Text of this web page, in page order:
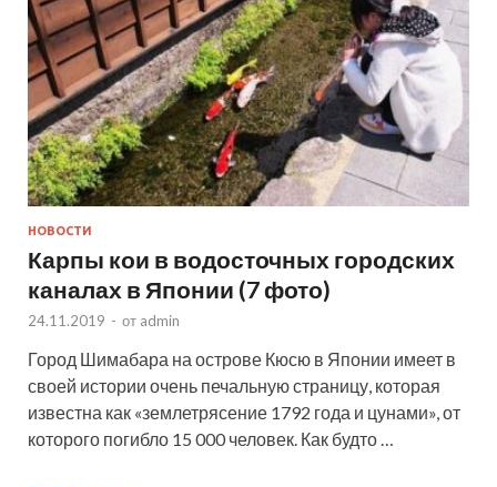
НОВОСТИ
Карпы кои в водосточных городских
каналах в Японии (7 фото)
24.11.2019 - от admin
Город Шимабара на острове Кюсю в Японии имеет в
своей истории очень печальную страницу, которая
известна как «землетрясение 1792 года и цунами», от
которого погибло 15 000 человек. Как будто …